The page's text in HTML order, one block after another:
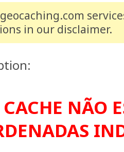
in our disclaimer.
CACHE NÃO